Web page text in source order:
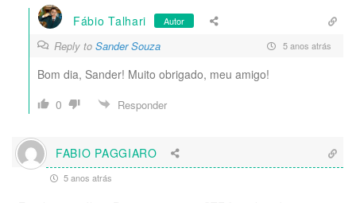
Fábio Talhari Autor
Reply to Sander Souza 5 anos atrás
Bom dia, Sander! Muito obrigado, meu amigo!
0
Responder
FABIO PAGGIARO
5 anos atrás